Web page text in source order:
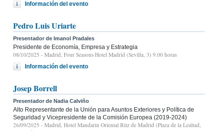
Información del evento
Pedro Luis Uriarte
Presentador de Imanol Pradales
Presidente de Economía, Empresa y Estrategia
08/10/2025 - Madrid, Four Seasons Hotel Madrid (Sevilla, 3) 9.00 horas
Información del evento
Josep Borrell
Presentador de Nadia Calviño
Alto Representante de la Unión para Asuntos Exteriores y Política de
Seguridad y Vicepresidente de la Comisión Europea (2019-2024)
26/09/2025 - Madrid, Hotel Mandarin Oriental Ritz de Madrid (Plaza de la Lealtad,